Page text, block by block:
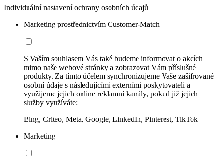
Individuální nastavení ochrany osobních údajů
Marketing prostřednictvím Customer-Match
S Vaším souhlasem Vás také budeme informovat o akcích
mimo naše webové stránky a zobrazovat Vám příslušné
produkty. Za tímto účelem synchronizujeme Vaše zašifrované
osobní údaje s následujícími externími poskytovateli a
využijeme jejich online reklamní kanály, pokud již jejich
služby využíváte:
Bing, Criteo, Meta, Google, LinkedIn, Pinterest, TikTok
Marketing